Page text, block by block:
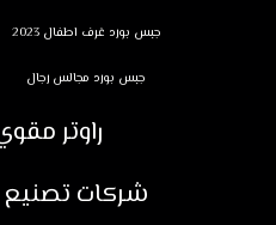
جبس بورد غرف اطفال 2023
جبس بورد مجالس رجال
راوتر
شركات